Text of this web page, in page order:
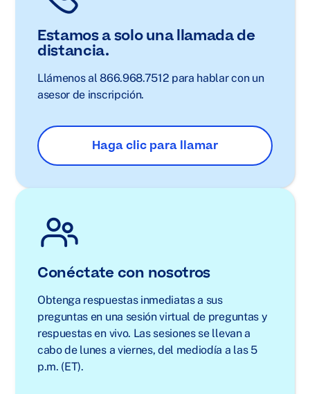
Estamos a solo una llamada de
distancia.
Llámenos al 866.968.7512 para hablar con un
asesor de inscripción.
Haga clic para llamar
Conéctate con nosotros
Obtenga respuestas inmediatas a sus
preguntas en una sesión virtual de preguntas y
respuestas en vivo. Las sesiones se llevan a
cabo de lunes a viernes, del mediodía a las 5
p.m. (ET).